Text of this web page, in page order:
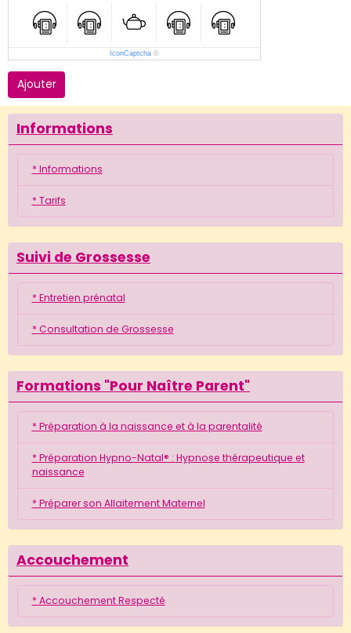
IconCaptcha ©
Ajouter
Informations
* Informations
* Tarifs
Suivi de Grossesse
* Entretien prénatal
* Consultation de Grossesse
Formations "Pour Naître Parent"
* Préparation à la naissance et à la parentalité
* Préparation Hypno-Natal® : Hypnose thérapeutique et
naissance
* Préparer son Allaitement Maternel
Accouchement
* Accouchement Respecté